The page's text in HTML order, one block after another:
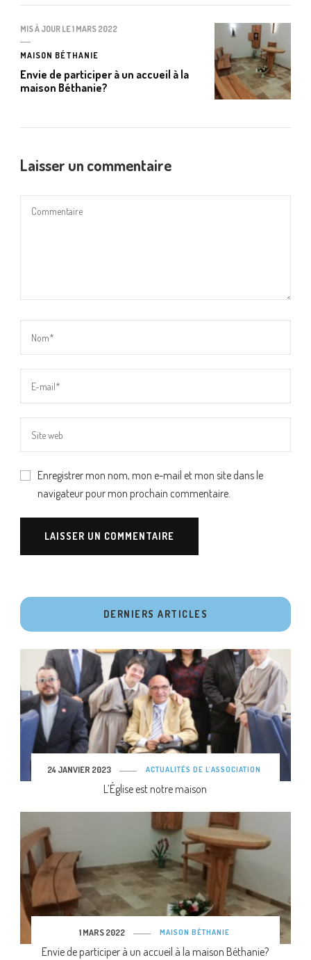
MIS À JOUR LE1 MARS 2022
MAISON BÉTHANIE
Envie de participer à un accueil à la
maison Béthanie?
Laisser un commentaire
Enregistrer mon nom, mon e-mail et mon site dans le
navigateur pour mon prochain commentaire.
DERNIERS ARTICLES
ACTUALITÉS DE L'ASSOCIATION
L’Église est notre maison
24 JANVIER 2023
MAISON BÉTHANIE
Envie de participer à un accueil à la maison Béthanie?
1 MARS 2022